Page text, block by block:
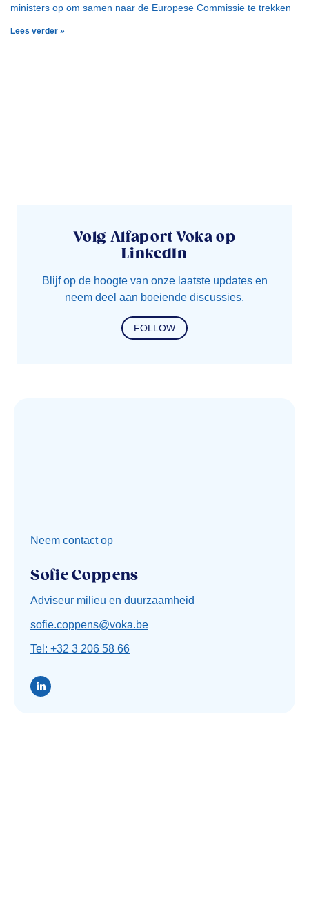
ministers op om samen naar de Europese Commissie te trekken
Lees verder »
Volg Alfaport Voka op
LinkedIn
Blijf op de hoogte van onze laatste updates en
neem deel aan boeiende discussies.
FOLLOW
Neem contact op
Sofie Coppens
Adviseur milieu en duurzaamheid
sofie.coppens@voka.be
Tel: +32 3 206 58 66